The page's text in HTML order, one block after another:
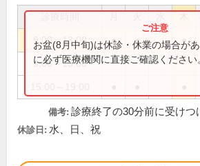
9:00～13:00 ● ● ●
9:00～15:00
お盆(8月中旬)は休診・休業の場合が
に必ず医療機関に直接ご確認ください
備考: 診療終了の30分前に受けつ
休診日: 水、日、祝